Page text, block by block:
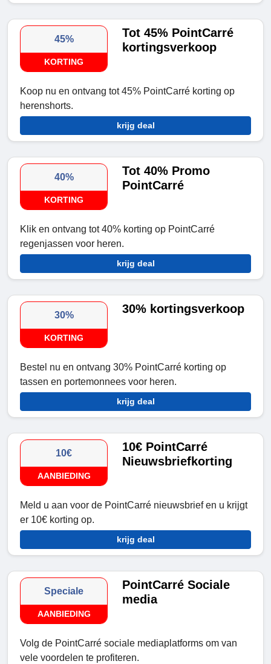
45%
KORTING
Tot 45% PointCarré
kortingsverkoop
Koop nu en ontvang tot 45% PointCarré korting op
herenshorts.
krijg deal
40%
KORTING
Tot 40% Promo
PointCarré
Klik en ontvang tot 40% korting op PointCarré
regenjassen voor heren.
krijg deal
30%
KORTING
30% kortingsverkoop
Bestel nu en ontvang 30% PointCarré korting op
tassen en portemonnees voor heren.
krijg deal
10€
AANBIEDING
10€ PointCarré
Nieuwsbriefkorting
Meld u aan voor de PointCarré nieuwsbrief en u krijgt
er 10€ korting op.
krijg deal
Speciale
AANBIEDING
PointCarré Sociale
media
Volg de PointCarré sociale mediaplatforms om van
vele voordelen te profiteren.